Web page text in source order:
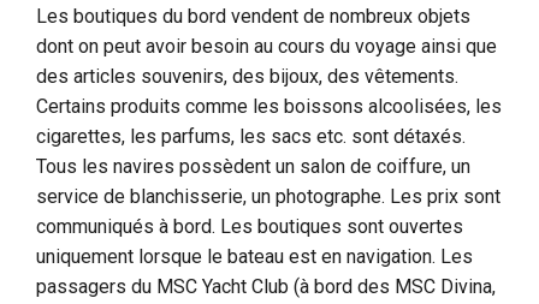
Les boutiques du bord vendent de nombreux objets
dont on peut avoir besoin au cours du voyage ainsi que
des articles souvenirs, des bijoux, des vêtements.
Certains produits comme les boissons alcoolisées, les
cigarettes, les parfums, les sacs etc. sont détaxés.
Tous les navires possèdent un salon de coiffure, un
service de blanchisserie, un photographe. Les prix sont
communiqués à bord. Les boutiques sont ouvertes
uniquement lorsque le bateau est en navigation. Les
passagers du MSC Yacht Club (à bord des MSC Divina,